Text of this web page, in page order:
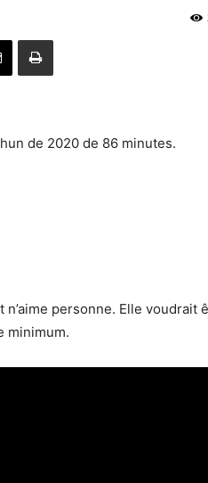
de 2020 de 86 minutes.
personne. Elle voudrait
minimum.